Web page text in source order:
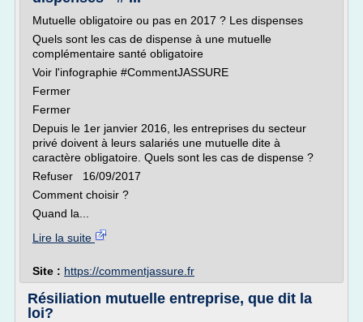
Mutuelle obligatoire ou pas en 2017 ? Les dispenses
Quels sont les cas de dispense à une mutuelle
complémentaire santé obligatoire
Voir l'infographie #CommentJASSURE
Fermer
Fermer
Depuis le 1er janvier 2016, les entreprises du secteur
privé doivent à leurs salariés une mutuelle dite à
caractère obligatoire. Quels sont les cas de dispense ?
Refuser 16/09/2017
Comment choisir ?
Quand la...
Lire la suite
Site : https://commentjassure.fr
Résiliation mutuelle entreprise, que dit la
loi?